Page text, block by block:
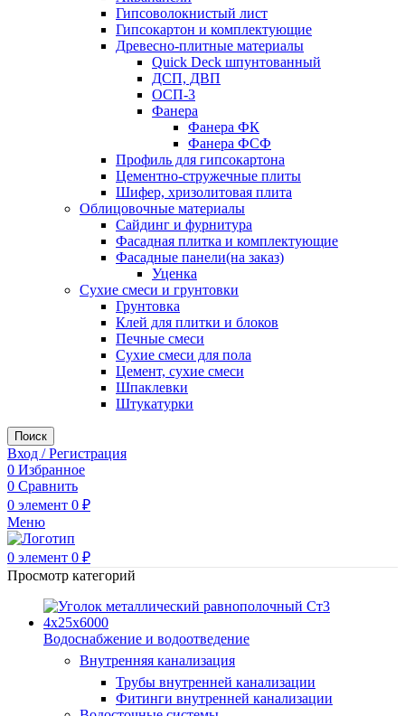
Гипсоволокнистый лист
Гипсокартон и комплектующие
Древесно-плитные материалы
Quick Deck шпунтованный
ДСП, ДВП
ОСП-3
Фанера
Фанера ФК
Фанера ФСФ
Профиль для гипсокартона
Цементно-стружечные плиты
Шифер, хризолитовая плита
Облицовочные материалы
Сайдинг и фурнитура
Фасадная плитка и комплектующие
Фасадные панели(на заказ)
Уценка
Сухие смеси и грунтовки
Грунтовка
Клей для плитки и блоков
Печные смеси
Сухие смеси для пола
Цемент, сухие смеси
Шпаклевки
Штукатурки
Поиск
Вход / Регистрация
0 Избранное
0 Сравнить
0 элемент 0 ₽
Меню
0 элемент 0 ₽
Просмотр категорий
Водоснабжение и водоотведение
Внутренняя канализация
Трубы внутренней канализации
Фитинги внутренней канализации